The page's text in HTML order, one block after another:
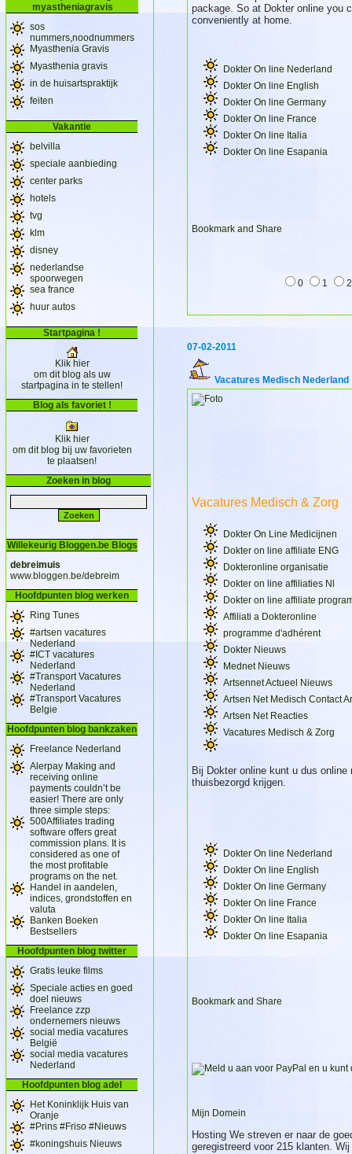
myastheniagravis
sos
nummers,noodnummers
Myasthenia Gravis
Myasthenia gravis
in de huisartspraktijk
feiten
Vakantie
belvilla
speciale aanbieding
center parks
hotels
tvg
klm
disney
nederlandse
spoorwegen
sea france
huur autos
Startpagina !
Klik hier
om dit blog als uw
startpagina in te stellen!
Blog als favoriet !
Klik hier
om dit blog bij uw favorieten
te plaatsen!
Zoeken in blog
Willekeurig Bloggen.be Blogs
debreimuis
www.bloggen.be/debreim
Hoofdpunten blog werken
Ring Tunes
#artsen vacatures
Nederland
#ICT vacatures
Nederland
#Transport Vacatures
Nederland
#Transport Vacatures
Belgie
Hoofdpunten blog bankzaken
Freelance Nederland
Alerpay Making and
receiving online
payments couldn’t be
easier! There are only
three simple steps:
500Affiliates trading
software offers great
commission plans. It is
considered as one of
the most profitable
programs on the net.
Handel in aandelen,
indices, grondstoffen en
valuta
Banken Boeken
Bestsellers
Hoofdpunten blog twitter
Gratis leuke films
Speciale acties en goed
doel nieuws
Freelance zzp
ondernemers nieuws
social media vacatures
België
social media vacatures
Nederland
Hoofdpunten blog adel
Het Koninklijk Huis van
Oranje
#Prins #Friso #Nieuws
#koningshuis Nieuws
package. So at Dokter online you
conveniently at home.
Dokter On line Nederland
Dokter On line English
Dokter On line Germany
Dokter On line France
Dokter On line Italia
Dokter On line Esapania
0 1
07-02-2011
Vacatures Medisch Nederland
Vacatures Medisch & Zorg
Dokter On Line Medicijnen
Dokter on line affiliate ENG
Dokteronline organisatie
Dokter on line affiliaties Nl
Dokter on line affiliate
Affiliati a Dokteronline
programme d'adhérent
Dokter Nieuws
Mednet Nieuws
Artsennet Actueel Nieuws
Artsen Net Medisch Contact
Artsen Net Reacties
Vacatures Medisch & Zorg
Bij Dokter online kunt u dus online
thuisbezorgd krijgen.
Dokter On line Nederland
Dokter On line English
Dokter On line Germany
Dokter On line France
Dokter On line Italia
Dokter On line Esapania
Mijn Domein
Hosting We streven er naar de
geregistreerd voor 215 klanten.